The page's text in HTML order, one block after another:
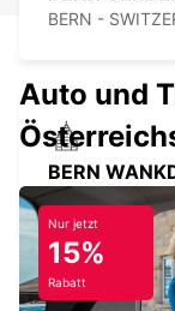
BERN -
BERN
BERN -
Auto und
Nur jetzt
15%
Rabatt